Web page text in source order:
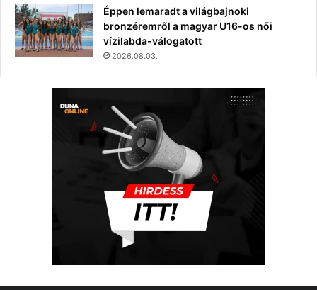
Éppen lemaradt a világbajnoki
bronzéremről a magyar U16-os női
vízilabda-válogatott
2026.08.03.